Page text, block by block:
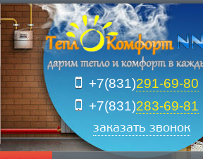
+7(831)291-69-80
+7(831)283-69-81
заказать звонок